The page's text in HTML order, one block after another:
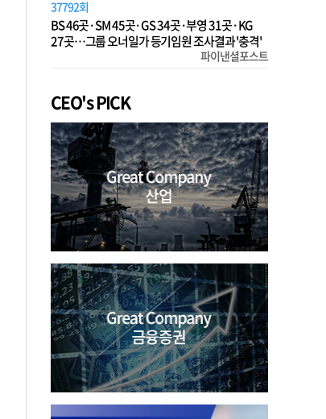
37792회
BS 46곳·SM 45곳·GS 34곳·부영 31곳·KG
27곳…그룹 오너일가 등기임원 조사결과 '충격'
파이낸셜포스트
CEO's PICK